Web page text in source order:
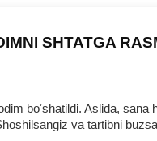
SHTATGA
boʻshatildi. Aslida,
va tartibni